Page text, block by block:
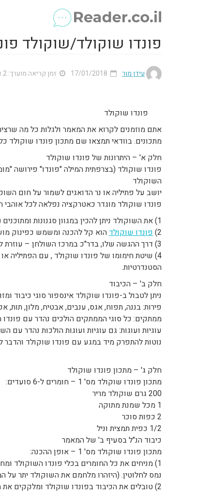
פונדו שוקולד/שוקולד
עידן מור זמן קריאה מוערך: 2 דק'
פונדו שוקולד
אתם מוזמנים לקרוא את המאמר ולגלות כל מה
מתכונים. בוודאי תמצאו שם מתכון פונדו שוקולד
חלק א' – היתרונות של פונדו שוקולד
פונדו שוקולד (בצרפתית המילה "פונדו" פירושה
השוקולד
יושב על פתיליה או נר הדואגים לשמור על חום
פונדו שוקולד מוגדר כאטרקציה נפלאה לכל אוהבי
1) את השוקולד ניתן להכין במגוון סגנונות ומתוכנים (בהמשך הדף הגשנו מספר מתכוני פונדו שוקולד).
2) פונדו שוקולדהוא קל להכנה ומשמש כפינוק
3) דרך ההגשה שלו, בדר"כ במרכז השולחן – עוזרת לאינטראקציה בין המוזמנים.
4) שיטת חימומו של פונדו שוקולד , עם הפתיליה או הנר הדולקים מתחתיו, מעניינת יותר מצורות החימום
הסטנדרטיות.
חלק ב' – הכיבוד
ניתן לטבול ב-פונדו שוקולד אינספור סוגי כיבוד
פירות: בננה, תפוח, אגס, ענבים, אבטיח, מלון, תות,
ממתקים: כל סוגי הממתקים הולכים נהדר עם
עוגיות ועוגות: גם עוגיות ועוגות הולכות נהדר עם
נוטות להתפרק מיד במגע עם פונדו שוקולד והדבר
חלק ג' – מתכון פונדו שוקולד
מתכון פונדו שוקולד מס' 1 – חומרים ל-6 סועדים:
200 גרם שוקולד מריר
1 מכל שמנת מתוקה
2 כפות סוכר
1/2 כפית תמצית וניל
כיבוד הנ"ל בסעיף ב' של המאמר
מתכון פונדו שוקולד מס' 1 – אופן ההכנה:
1) מניחים את כל החומרים בכלי פונדו השוקולד ומחממים על אש קטנה תוך בחישה דחופה עד שהשוקולד
נמס לחלוטין. (היזהרו מלחמם את השוקולד יתר על
2) טובלים את הכיבוד בפונדו שוקולד ומלקקים את האצבעות!